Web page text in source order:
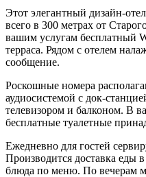
Этот элегантный дизайн-
всего в 300 метрах от
вашим услугам бесплатный
терраса. Рядом с отелем
сообщение.
Роскошные номера
аудиосистемой с док-
телевизором и балконом. В
бесплатные туалетные
Ежедневно для гостей
Производится доставка еды
блюда по меню. По вечерам